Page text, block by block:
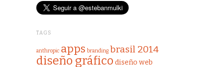
TAGS
anthropic apps branding brasil 2014
diseño gráfico diseño web